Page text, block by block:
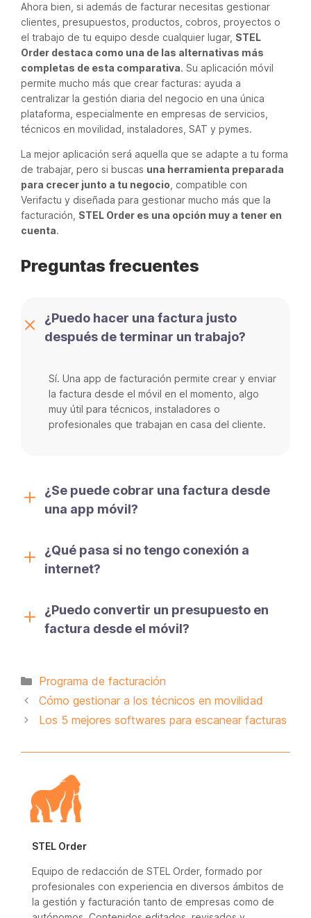
Ahora bien, si además de facturar necesitas gestionar
clientes, presupuestos, productos, cobros, proyectos o
el trabajo de tu equipo desde cualquier lugar, STEL
Order destaca como una de las alternativas más
completas de esta comparativa. Su aplicación móvil
permite mucho más que crear facturas: ayuda a
centralizar la gestión diaria del negocio en una única
plataforma, especialmente en empresas de servicios,
técnicos en movilidad, instaladores, SAT y pymes.
La mejor aplicación será aquella que se adapte a tu forma
de trabajar, pero si buscas una herramienta preparada
para crecer junto a tu negocio , compatible con
Verifactu y diseñada para gestionar mucho más que la
facturación, STEL Order es una opción muy a tener en
cuenta.
Preguntas frecuentes
¿Puedo hacer una factura justo
después de terminar un trabajo?
Sí. Una app de facturación permite crear y enviar
la factura desde el móvil en el momento, algo
muy útil para técnicos, instaladores o
profesionales que trabajan en casa del cliente.
¿Se puede cobrar una factura desde
una app móvil?
¿Qué pasa si no tengo conexión a
internet?
¿Puedo convertir un presupuesto en
factura desde el móvil?
Categorías
Programa de facturación
Cómo gestionar a los técnicos en movilidad
Los 5 mejores softwares para escanear facturas
STEL Order
Equipo de redacción de STEL Order, formado por
profesionales con experiencia en diversos ámbitos de
la gestión y facturación tanto de empresas como de